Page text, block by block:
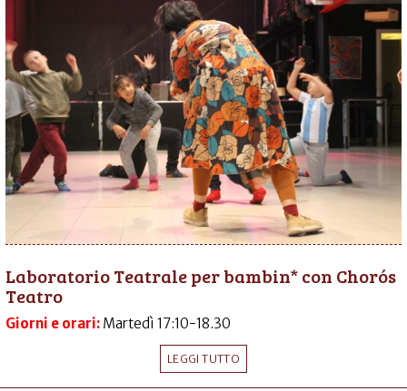
Laboratorio Teatrale per bambin* con Chorós
Teatro
Giorni e orari: Martedì 17:10-18.30
LEGGI TUTTO